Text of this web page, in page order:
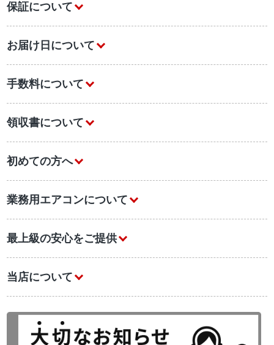
保証について
お届け日について
手数料について
領収書について
初めての方へ
業務用エアコンについて
最上級の安心をご提供
当店について